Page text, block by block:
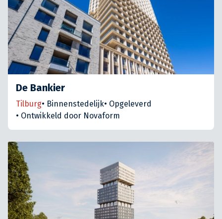
De Bankier
Tilburg• Binnenstedelijk• Opgeleverd
• Ontwikkeld door Novaform